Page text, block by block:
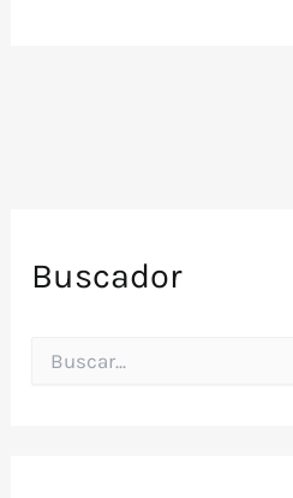
Buscador